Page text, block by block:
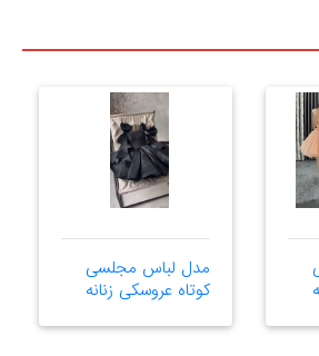
مدل لباس مجلسی
کوتاه عروسکی زنانه